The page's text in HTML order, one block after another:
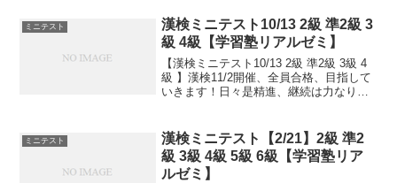
熟語問題などの出来具合が合...
ミニテスト
漢検ミニテスト10/13 2級 準2級 3
級 4級【学習塾リアルゼミ】
【漢検ミニテスト10/13 2級 準2級 3級 4
級 】漢検11/2開催、全員合格、目指して
いきます！日々是精進、継続は力なり！
ミニテスト
漢検ミニテスト【2/21】2級 準2
級 3級 4級 5級 6級【学習塾リア
ルゼミ】